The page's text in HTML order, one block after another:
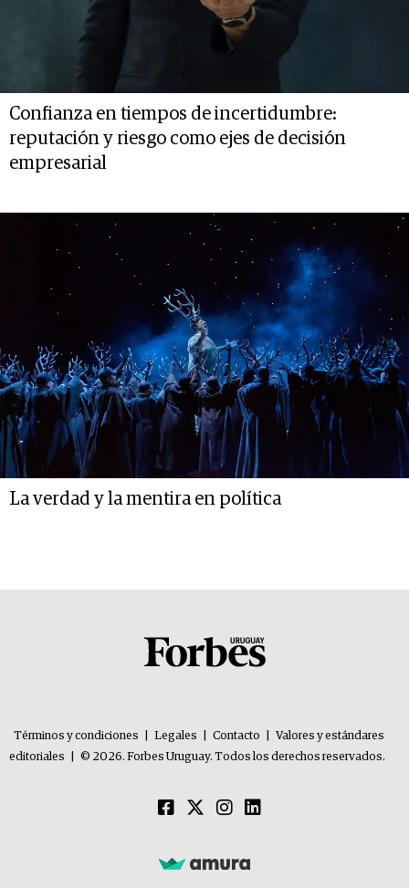
Confianza en tiempos de incertidumbre:
reputación y riesgo como ejes de decisión
empresarial
La verdad y la mentira en política
Términos y condiciones Legales Contacto
Valores y estándares
editoriales
© 2026. Forbes Uruguay. Todos los derechos reservados.